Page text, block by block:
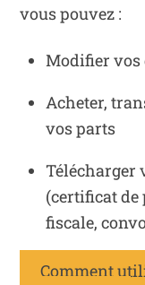
vous pouvez :
Modifier vos
Acheter,
vos parts
Télécharger
(certificat de
fiscale,
Comment